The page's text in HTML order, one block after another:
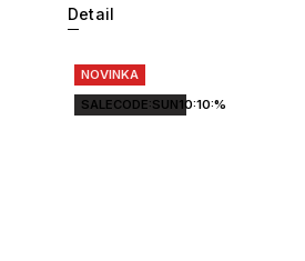
Detail
NOVINKA
SALECODE:SUN10:10:%